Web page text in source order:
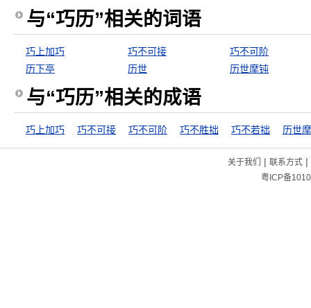
与“巧历”相关的词语
巧上加巧 巧不可接
巧不可阶
历下亭
历世 历世摩钝
与“巧历”相关的成语
巧上加巧 巧不可接 巧不可阶 巧不胜拙 巧不若拙 历世
关于我们 | 联系方式|
粤ICP备